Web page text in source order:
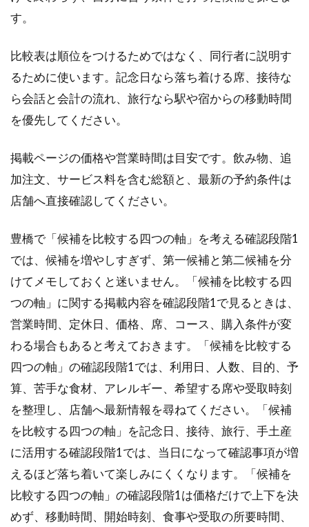
す。
比較表は順位をつけるためではなく、同行者に説明す
るために使います。記念日なら落ち着ける席、接待な
ら会話と会計の流れ、旅行なら駅や宿からの移動時間
を優先してください。
掲載ページの価格や営業時間は目安です。飲み物、追
加注文、サービス料を含む総額と、最新の予約条件は
店舗へ直接確認してください。
豊橋で「候補を比較する四つの軸」を考える確認段階1
では、候補を増やしすぎず、第一候補と第二候補を分
けてメモしておくと迷いません。「候補を比較する四
つの軸」に関する掲載内容を確認段階1で見るときは、
営業時間、定休日、価格、席、コース、購入条件が変
わる場合もあると考えておきます。「候補を比較する
四つの軸」の確認段階1では、利用日、人数、目的、予
算、苦手な食材、アレルギー、希望する席や受取時刻
を整理し、店舗へ最新情報を尋ねてください。「候補
を比較する四つの軸」を記念日、接待、旅行、手土産
に活用する確認段階1では、当日になって確認事項が増
えるほど落ち着いて楽しみにくくなります。「候補を
比較する四つの軸」の確認段階1は価格だけで上下を決
めず、移動時間、開始時刻、食事や受取の所要時間、